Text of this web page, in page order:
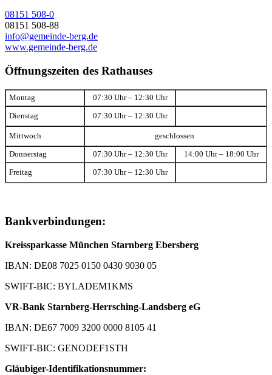
08151 508-0
08151 508-88
info@gemeinde-berg.de
www.gemeinde-berg.de
Öffnungszeiten des Rathauses
Montag 07:30 Uhr – 12:30 Uhr
Dienstag 07:30 Uhr – 12:30 Uhr
Mittwoch geschlossen
Donnerstag 07:30 Uhr – 12:30 Uhr 14:00 Uhr – 18:00 Uhr
Freitag 07:30 Uhr – 12:30 Uhr
Bankverbindungen:
Kreissparkasse München Starnberg Ebersberg
IBAN: DE08 7025 0150 0430 9030 05
SWIFT-BIC: BYLADEM1KMS
VR-Bank Starnberg-Herrsching-Landsberg eG
IBAN: DE67 7009 3200 0000 8105 41
SWIFT-BIC: GENODEF1STH
Gläubiger-Identifikationsnummer: